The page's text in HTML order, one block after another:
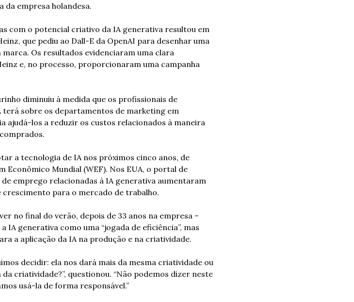
da empresa holandesa.
com o potencial criativo da IA generativa resultou em
que pediu ao Dall-E da OpenAI para desenhar uma
Os resultados evidenciaram uma clara
e, no processo, proporcionaram uma campanha
diminuiu à medida que os profissionais de
sobre os departamentos de marketing em
ajudá-los a reduzir os custos relacionados à maneira
a tecnologia de IA nos próximos cinco anos, de
Mundial (WEF). Nos EUA, o portal de
emprego relacionadas à IA generativa aumentaram
para o mercado de trabalho.
no final do verão, depois de 33 anos na empresa –
IA generativa como uma “jogada de eficiência”, mas
a aplicação da IA na produção e na criatividade.
decidir: ela nos dará mais da mesma criatividade ou
criatividade?”, questionou. “Não podemos dizer neste
usá-la de forma responsável.”